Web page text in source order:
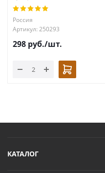
Россия
Артикул: 250293
298 руб./шт.
КАТАЛОГ